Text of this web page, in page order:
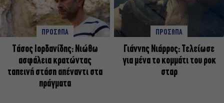
ΠΡΟΣΩΠΑ
Tάσος Ιορδανίδης: Νιώθω
ασφάλεια κρατώντας
ταπεινή στάση απέναντι στα
πράγματα
ΠΡΟΣΩΠΑ
Γιάννης Νιάρρος: Τελείωσε
για μένα το κομμάτι του ροκ
σταρ